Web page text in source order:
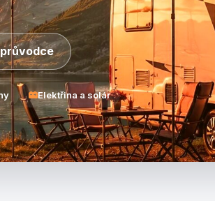
Elektřina a solár